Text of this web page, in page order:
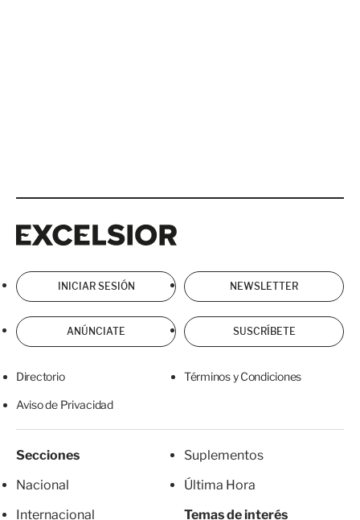
INICIAR SESIÓN NEWSLETTER
ANÚNCIATE SUSCRÍBETE
Directorio Términos y Condiciones
Aviso de Privacidad
Secciones
Nacional
Internacional
Suplementos
Última Hora
Temas de interés